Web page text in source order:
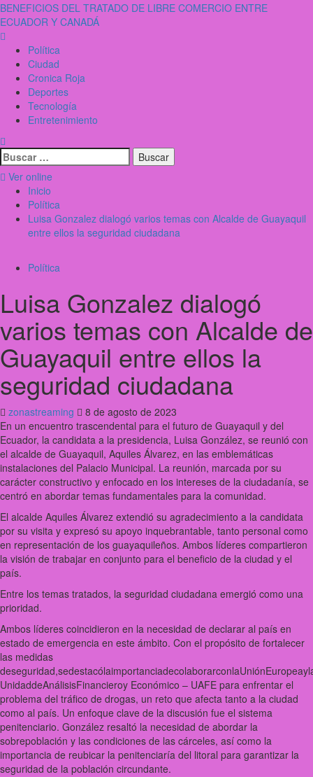
BENEFICIOS DEL TRATADO DE LIBRE COMERCIO ENTRE
ECUADOR Y CANADÁ
Política
Ciudad
Cronica Roja
Deportes
Tecnología
Entretenimiento
Ver online
Inicio
Política
Luisa Gonzalez dialogó varios temas con Alcalde de Guayaquil
entre ellos la seguridad ciudadana
Política
Luisa Gonzalez dialogó
varios temas con Alcalde de
Guayaquil entre ellos la
seguridad ciudadana
zonastreaming
8 de agosto de 2023
En un encuentro trascendental para el futuro de Guayaquil y del
Ecuador, la candidata a la presidencia, Luisa González, se reunió con
el alcalde de Guayaquil, Aquiles Álvarez, en las emblemáticas
instalaciones del Palacio Municipal. La reunión, marcada por su
carácter constructivo y enfocado en los intereses de la ciudadanía, se
centró en abordar temas fundamentales para la comunidad.
El alcalde Aquiles Álvarez extendió su agradecimiento a la candidata
por su visita y expresó su apoyo inquebrantable, tanto personal como
en representación de los guayaquileños. Ambos líderes compartieron
la visión de trabajar en conjunto para el beneficio de la ciudad y el
país.
Entre los temas tratados, la seguridad ciudadana emergió como una
prioridad.
Ambos líderes coincidieron en la necesidad de declarar al país en
estado de emergencia en este ámbito. Con el propósito de fortalecer
las medidas
UnidaddeAnálisisFinancieroy Económico – UAFE para enfrentar el
problema del tráfico de drogas, un reto que afecta tanto a la ciudad
como al país. Un enfoque clave de la discusión fue el sistema
penitenciario. González resaltó la necesidad de abordar la
sobrepoblación y las condiciones de las cárceles, así como la
importancia de reubicar la penitenciaría del litoral para garantizar la
seguridad de la población circundante.